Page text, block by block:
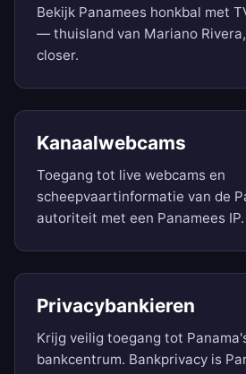
Bekijk Panamees honkbal met
— thuisland van Mariano
closer.
Kanaalwebcams
Toegang tot live webcams en
scheepvaartinformatie van de
autoriteit met een Panamees IP.
Privacybankieren
Krijg veilig toegang tot
bankcentrum. Bankprivacy is